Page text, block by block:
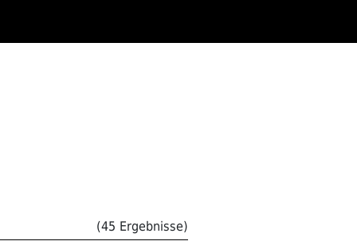
(45 Ergebnisse)